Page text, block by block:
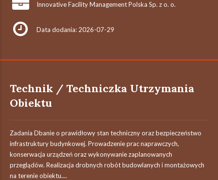
Innovative Facility Management Polska Sp. z o. o.
Data dodania: 2026-07-29
Technik / Techniczka Utrzymania
Obiektu
Zadania Dbanie o prawidłowy stan techniczny oraz bezpieczeństwo
infrastruktury budynkowej. Prowadzenie prac naprawczych,
konserwacja urządzeń oraz wykonywanie zaplanowanych
przeglądów. Realizacja drobnych robót budowlanych i montażowych
na terenie obiektu....